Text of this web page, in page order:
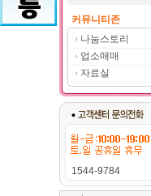
커뮤니티존
나눔스토리
업소매매
자료실
1544-9784